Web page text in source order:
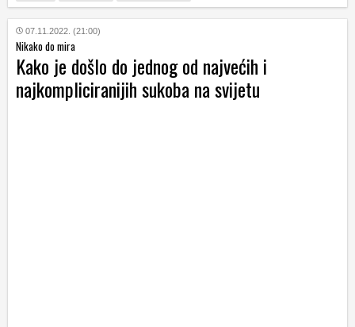
07.11.2022. (21:00)
Nikako do mira
Kako je došlo do jednog od najvećih i
najkompliciranijih sukoba na svijetu